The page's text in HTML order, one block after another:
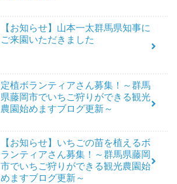
【お知らせ】山本一太群馬県知事に
ご来園いただきました
定植ボランティアさん募集！～群馬
県藤岡市でいちご狩りができる観光
農園始めますブログ更新～
【お知らせ】いちごの苗を植えるボ
ランティアさん募集！～群馬県藤岡
市でいちご狩りができる観光農園始
めますブログ更新～